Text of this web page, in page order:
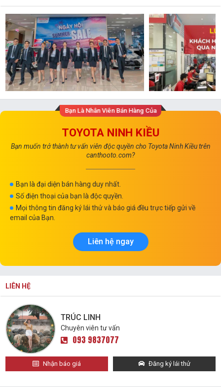
Bạn Là Nhân Viên Bán Hàng Của
TOYOTA NINH KIỀU
Bạn muốn trở thành tư vấn viên độc quyền cho Toyota Ninh Kiều trên
canthooto.com?
Bạn là đại diện bán hàng duy nhất.
Số điện thoại của bạn là độc quyền.
Mọi thông tin đăng ký lái thử và báo giá đều trực tiếp gửi về
email của Bạn.
Liên hệ ngay
LIÊN HỆ
TRÚC LINH
Chuyên viên tư vấn
093 9837077
Nhận báo giá Đăng ký lái thử